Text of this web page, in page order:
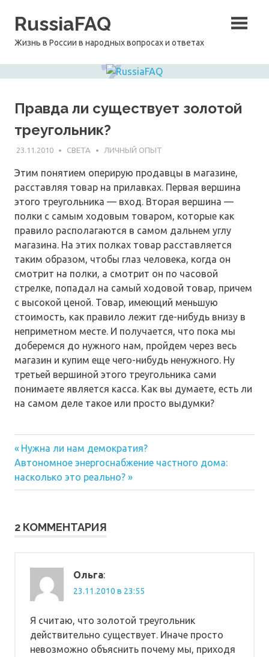
RussiaFAQ
Жизнь в России в народных вопросах и ответах
Правда ли существует золотой
треугольник?
23.11.2010 СВЕТА ЛИЧНЫЙ ОПЫТ
Этим понятием оперирую продавцы в магазине,
расставляя товар на прилавках. Первая вершина
этого треугольника — вход. Вторая вершина —
полки с самым ходовым товаром, которые как
правило располагаются в самом дальнем углу
магазина. На этих полках товар расставляется
таким образом, чтобы глаз человека, когда он
смотрит на полки, а смотрит он по часовой
стрелке, попадал на самый ходовой товар, причем
с высокой ценой. Товар, имеющий меньшую
стоимость, как правило лежит где-нибудь внизу в
неприметном месте. И получается, что пока мы
доберемся до нужного нам, пройдем через весь
магазин и купим еще чего-нибудь ненужного. Ну
третьей вершиной этого треугольника сами
понимаете является касса. Как вы думаете, есть ли
на самом деле такое или просто выдумки?
Навигация
по
записям
Предыдущая
запись:
Нужна ли нам демократия?
Следующая
запись:
Автономное энергоснабжение частного дома:
насколько это реально?
2 КОММЕНТАРИЯ
Ольга:
23.11.2010 в 23:55
Я считаю, что золотой треугольник
действительно существует. Иначе просто
невозможно объяснить почему мы, приходя